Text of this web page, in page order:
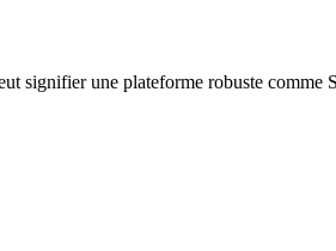
signifier une plateforme robuste